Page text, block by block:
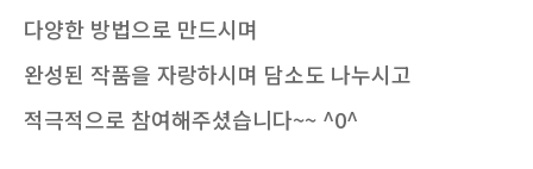
다양한 방법으로 만드시며
완성된 작품을 자랑하시며 담소도 나누시고
적극적으로 참여해주셨습니다~~ ^0^